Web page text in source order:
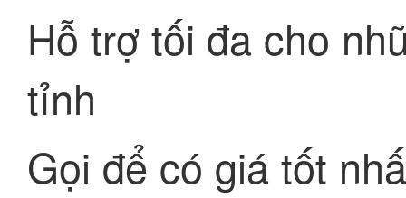
Hỗ trợ tối đa cho
tỉnh
Gọi để có giá tốt